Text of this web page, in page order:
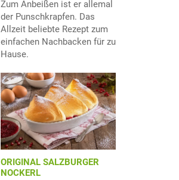
Zum Anbeißen ist er allemal
der Punschkrapfen. Das
Allzeit beliebte Rezept zum
einfachen Nachbacken für zu
Hause.
ORIGINAL SALZBURGER
NOCKERL